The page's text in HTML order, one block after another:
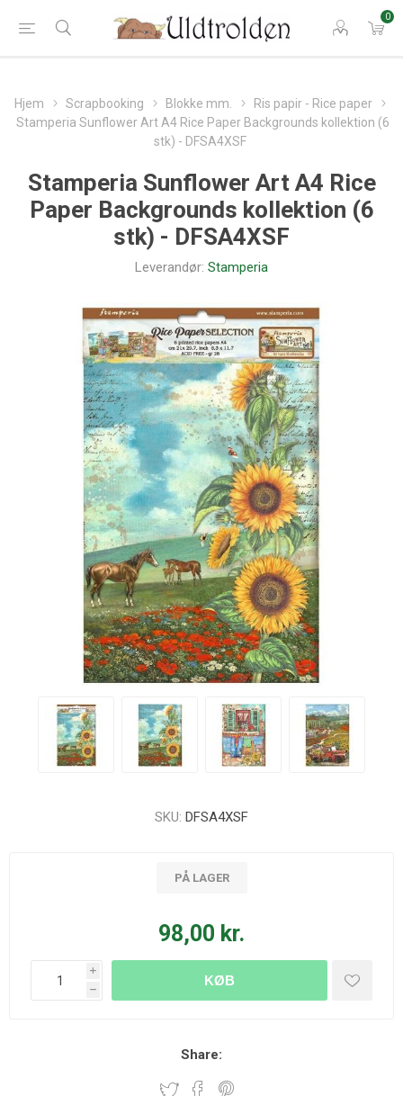
0
Hjem Scrapbooking Blokke mm.
Ris papir - Rice paper
Stamperia Sunflower Art A4 Rice Paper Backgrounds kollektion (6
stk) - DFSA4XSF
Stamperia Sunflower Art A4 Rice
Paper Backgrounds kollektion (6
stk) - DFSA4XSF
Leverandør: Stamperia
SKU: DFSA4XSF
PÅ LAGER
98,00 kr.
i
h
KØB
Share: